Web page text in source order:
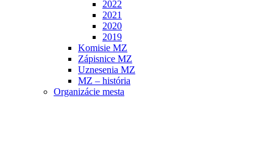
2022
2021
2020
2019
Komisie MZ
Zápisnice MZ
Uznesenia MZ
MZ – história
Organizácie mesta